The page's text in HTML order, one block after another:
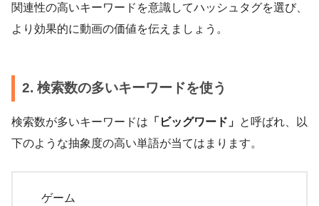
関連性の高いキーワードを意識してハッシュタグを選び、
より効果的に動画の価値を伝えましょう。
2. 検索数の多いキーワードを使う
検索数が多いキーワードは 「ビッグワード」 と呼ばれ、以
下のような抽象度の高い単語が当てはまります。
ゲーム